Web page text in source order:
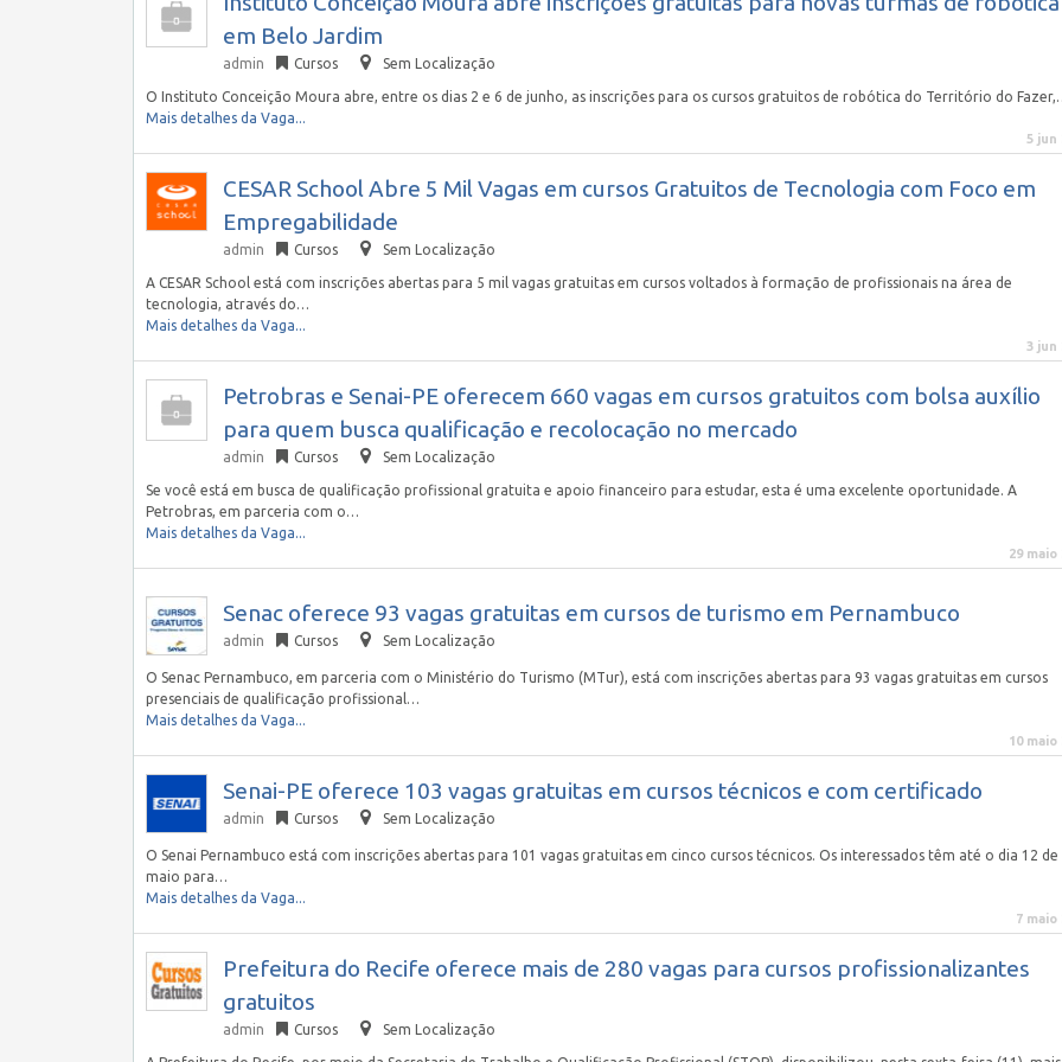
em Belo Jardim
admin Cursos Sem Localização
O Instituto Conceição Moura abre, entre os dias 2 e 6 de junho, as inscrições para os cursos gratuitos de robótica do Território do
Mais detalhes da Vaga...
5 jun
CESAR School Abre 5 Mil Vagas em cursos Gratuitos de Tecnologia com Foco em
Empregabilidade
admin Cursos Sem Localização
A CESAR School está com inscrições abertas para 5 mil vagas gratuitas em cursos voltados à formação de profissionais na área de
tecnologia, através do…
Mais detalhes da Vaga...
3 jun
Petrobras e Senai-PE oferecem 660 vagas em cursos gratuitos com bolsa auxílio
para quem busca qualificação e recolocação no mercado
admin Cursos Sem Localização
Se você está em busca de qualificação profissional gratuita e apoio financeiro para estudar, esta é uma excelente oportunidade. A
Petrobras, em parceria com o…
Mais detalhes da Vaga...
29 maio
Senac oferece 93 vagas gratuitas em cursos de turismo em Pernambuco
admin Cursos Sem Localização
O Senac Pernambuco, em parceria com o Ministério do Turismo (MTur), está com inscrições abertas para 93 vagas gratuitas em cursos
presenciais de qualificação profissional…
Mais detalhes da Vaga...
10 maio
Senai-PE oferece 103 vagas gratuitas em cursos técnicos e com certificado
admin Cursos Sem Localização
O Senai Pernambuco está com inscrições abertas para 101 vagas gratuitas em cinco cursos técnicos. Os interessados têm até o dia 12 de
maio para…
Mais detalhes da Vaga...
7 maio
Prefeitura do Recife oferece mais de 280 vagas para cursos profissionalizantes
gratuitos
admin Cursos Sem Localização